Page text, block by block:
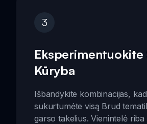
3
Eksperimentuokite
Kūryba
Išbandykite kombinacijas, kad
sukurtumėte visą Brud
garso takelius. Vienintelė